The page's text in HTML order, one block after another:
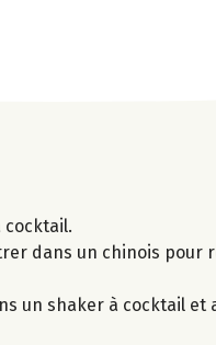
cocktail.
dans un chinois
un shaker à cocktail et